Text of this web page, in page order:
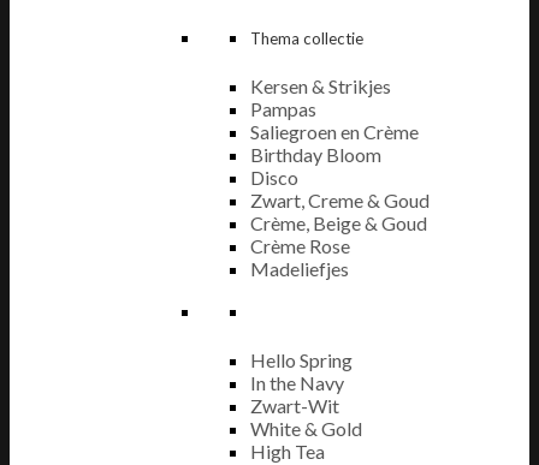
Thema collectie
Kersen & Strikjes
Pampas
Saliegroen en Crème
Birthday Bloom
Disco
Zwart, Creme & Goud
Crème, Beige & Goud
Crème Rose
Madeliefjes
Hello Spring
In the Navy
Zwart-Wit
White & Gold
High Tea